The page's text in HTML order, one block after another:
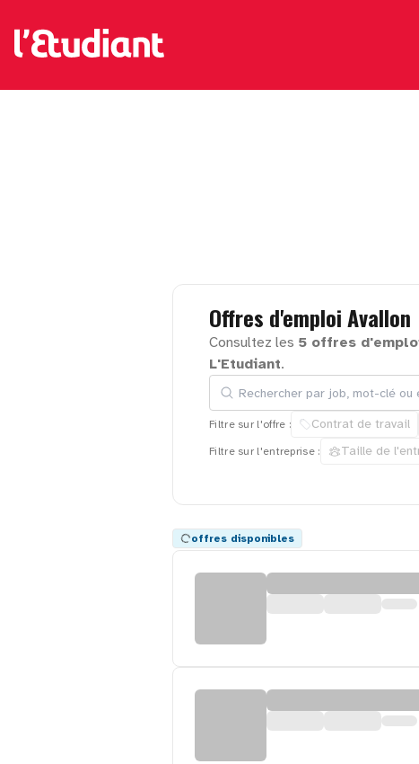
Offres d'emploiAvallon
Consultez les 5 offres
L'Etudiant.
Rechercher par job, mot-clé ou
Filtre sur l'offre : Contrat de travail
Filtre sur l'entreprise : Taille de
offres disponibles